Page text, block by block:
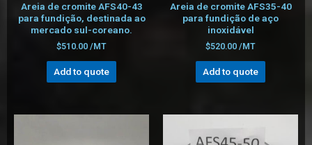
Areia de cromite AFS40-43
para fundição, destinada ao
mercado sul-coreano.
$510.00 /MT
Add to quote
Areia de cromite AFS35-40
para fundição de aço
inoxidável
$520.00 /MT
Add to quote